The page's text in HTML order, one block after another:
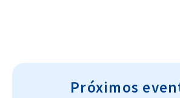
Próximos